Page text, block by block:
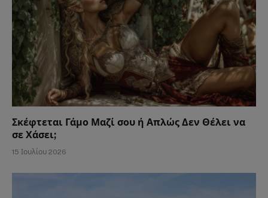
Σκέφτεται Γάμο Μαζί σου ή Απλώς Δεν Θέλει να
σε Χάσει;
15 Ιουλίου 2026